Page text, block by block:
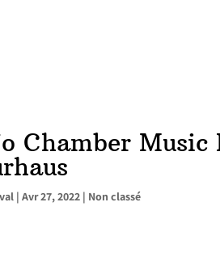
Chamber
|Avr 27, 2022 | Non classé